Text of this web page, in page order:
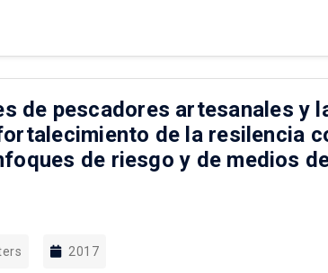
de pescadores artesanales y
de la resilencia
de riesgo y de medios
2017